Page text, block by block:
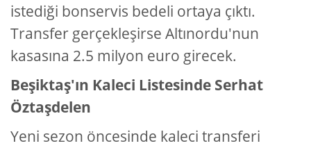
istediği bonservis bedeli ortaya çıktı.
Transfer gerçekleşirse Altınordu'nun
kasasına 2.5 milyon euro girecek.
Beşiktaş'ın Kaleci Listesinde Serhat
Öztaşdelen
Yeni sezon öncesinde kaleci transferi